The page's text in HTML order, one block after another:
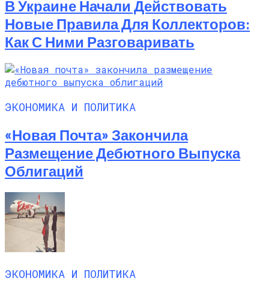
В Украине Начали Действовать
Новые Правила Для Коллекторов:
Как С Ними Разговаривать
ЭКОНОМИКА И ПОЛИТИКА
«Новая Почта» Закончила
Размещение Дебютного Выпуска
Облигаций
ЭКОНОМИКА И ПОЛИТИКА